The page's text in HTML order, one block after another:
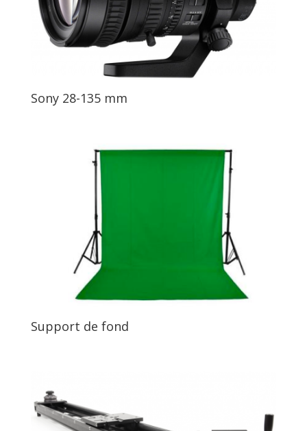
Sony 28-135 mm
Support de fond